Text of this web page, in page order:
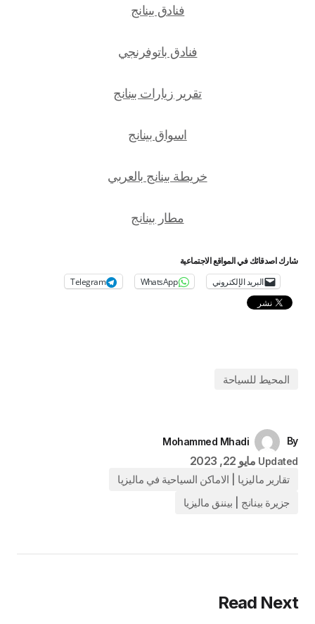
فنادق بينانج
فنادق باتوفرنجي
تقرير زيارات بينانج
اسواق بينانج
خريطة بينانج بالعربي
مطار بينانج
شارك اصدقائك في المواقع الاجتماعية
البريد الإلكتروني WhatsApp
Telegram
المحيط للسياحة
By
Mohammed Mhadi
Updated مايو 22, 2023
تقارير ماليزيا | الاماكن السياحية في ماليزيا
جزيرة بينانج | بيننق ماليزيا
Read Next